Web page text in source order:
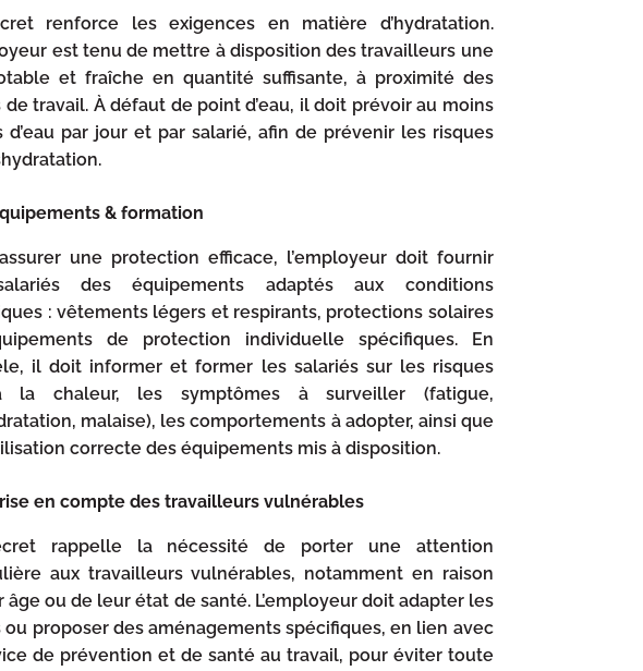
renforce les exigences en matière d’hydratation.
est tenu de mettre à disposition des travailleurs une
et fraîche en quantité suffisante, à proximité des
de travail. À défaut de point d’eau, il doit prévoir au moins
d’eau par jour et par salarié, afin de prévenir les risques
& formation
une protection efficace, l’employeur doit fournir
des équipements adaptés aux conditions
: vêtements légers et respirants, protections solaires
de protection individuelle spécifiques. En
il doit informer et former les salariés sur les risques
la chaleur, les symptômes à surveiller (fatigue,
malaise), les comportements à adopter, ainsi que
correcte des équipements mis à disposition.
en compte des travailleurs vulnérables
rappelle la nécessité de porter une attention
aux travailleurs vulnérables, notamment en raison
âge ou de leur état de santé. L’employeur doit adapter les
ou proposer des aménagements spécifiques, en lien avec
de prévention et de santé au travail, pour éviter toute